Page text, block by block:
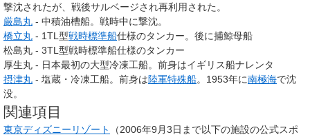
撃沈されたが、戦後サルベージされ再利用された。
厳島丸 - 中積油槽船。戦時中に撃沈。
橋立丸 - 1TL型戦時標準船仕様のタンカー。後に捕鯨母船
松島丸 - 3TL型戦時標準船仕様のタンカー
厚生丸 - 日本最初の大型冷凍工船。前身はイギリス船ナレンタ
摂津丸 - 塩蔵・冷凍工船。前身は陸軍特殊船。1953年に南極海で沈
没。
関連項目
東京ディズニーリゾート
（2006年9月3日まで以下の施設の公式スポ